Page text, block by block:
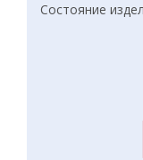
Состояние